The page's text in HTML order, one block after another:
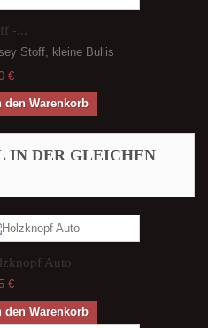
-...
Stoff, kleine Bullis
€
den Warenkorb
IN DER GLEICHEN
Auto
€
den Warenkorb